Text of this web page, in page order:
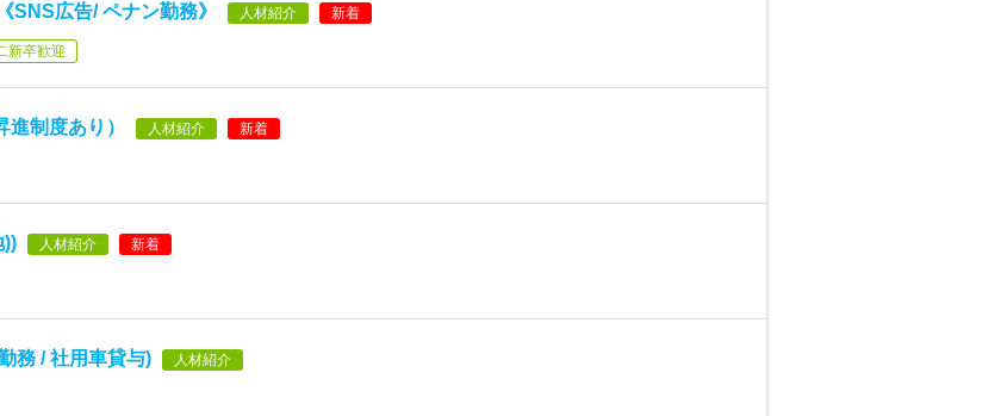
SNS広告/ ペナン勤務》 人材紹介 新着
新卒歓迎
進制度あり） 人材紹介 新着
)) 人材紹介 新着
務 / 社用車貸与) 人材紹介